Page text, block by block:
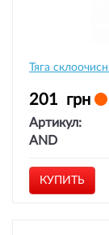
Тяга
201 грн
Артикул:
AND
КУПИТЬ